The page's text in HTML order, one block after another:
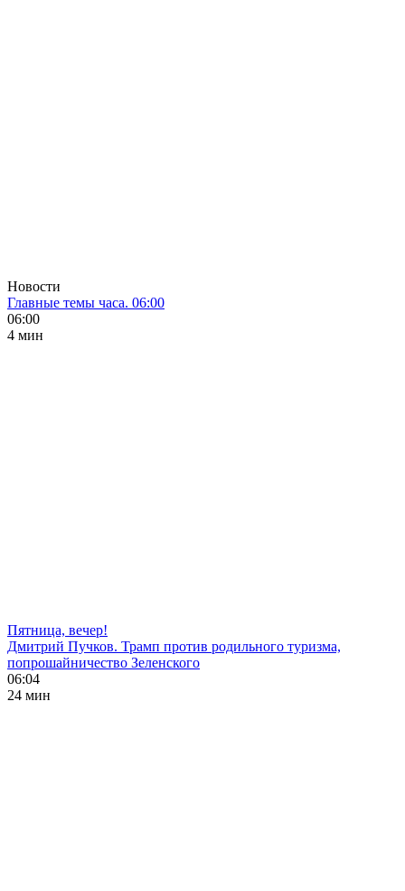
Новости
Главные темы часа. 06:00
06:00
4 мин
Пятница, вечер!
Дмитрий Пучков. Трамп против родильного туризма,
попрошайничество Зеленского
06:04
24 мин